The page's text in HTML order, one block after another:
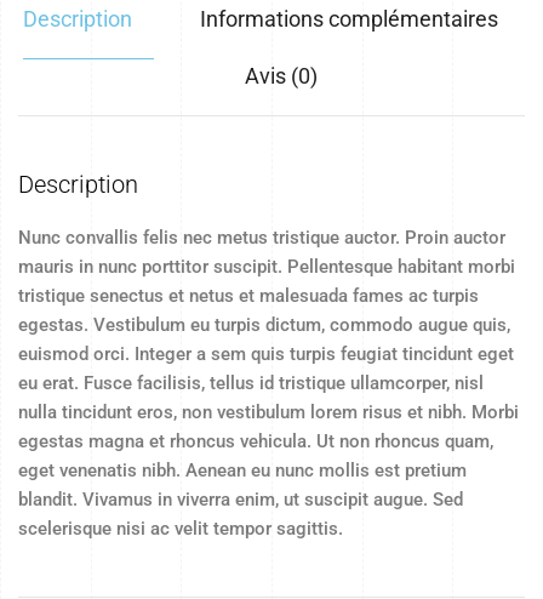
Description Informations complémentaires
Avis (0)
Description
Nunc convallis felis nec metus tristique auctor. Proin auctor
mauris in nunc porttitor suscipit. Pellentesque habitant morbi
tristique senectus et netus et malesuada fames ac turpis
egestas. Vestibulum eu turpis dictum, commodo augue quis,
euismod orci. Integer a sem quis turpis feugiat tincidunt eget
eu erat. Fusce facilisis, tellus id tristique ullamcorper, nisl
nulla tincidunt eros, non vestibulum lorem risus et nibh. Morbi
egestas magna et rhoncus vehicula. Ut non rhoncus quam,
eget venenatis nibh. Aenean eu nunc mollis est pretium
blandit. Vivamus in viverra enim, ut suscipit augue. Sed
scelerisque nisi ac velit tempor sagittis.